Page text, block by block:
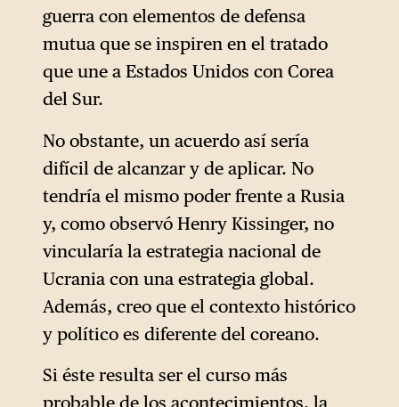
guerra con elementos de defensa
mutua que se inspiren en el tratado
que une a Estados Unidos con Corea
del Sur.
No obstante, un acuerdo así sería
difícil de alcanzar y de aplicar. No
tendría el mismo poder frente a Rusia
y, como observó Henry Kissinger, no
vincularía la estrategia nacional de
Ucrania con una estrategia global.
Además, creo que el contexto histórico
y político es diferente del coreano.
Si éste resulta ser el curso más